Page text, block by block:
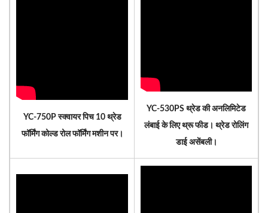
YC-750P स्क्वायर पिच 10 थ्रेड
फॉर्मिंग कोल्ड रोल फॉर्मिंग मशीन पर।
YC-530PS थ्रेड की अनलिमिटेड
लंबाई के लिए थ्रू फीड। थ्रेड रोलिंग
डाई असेंबली।